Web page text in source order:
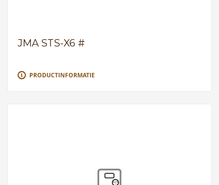
JMA STS-X6 #
PRODUCTINFORMATIE